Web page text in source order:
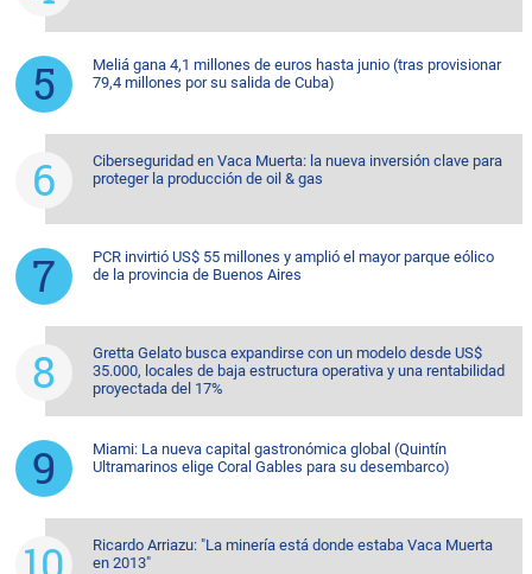
Meliá gana 4,1 millones de euros hasta junio (tras provisionar
79,4 millones por su salida de Cuba)
Ciberseguridad en Vaca Muerta: la nueva inversión clave para
proteger la producción de oil & gas
PCR invirtió US$ 55 millones y amplió el mayor parque eólico
de la provincia de Buenos Aires
Gretta Gelato busca expandirse con un modelo desde US$
35.000, locales de baja estructura operativa y una rentabilidad
proyectada del 17%
Miami: La nueva capital gastronómica global (Quintín
Ultramarinos elige Coral Gables para su desembarco)
Ricardo Arriazu: "La minería está donde estaba Vaca Muerta
en 2013"